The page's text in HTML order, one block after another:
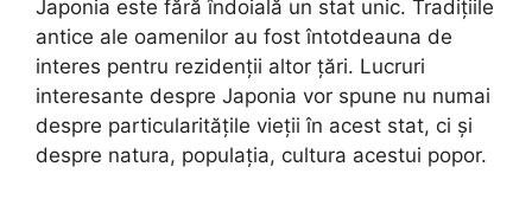
Japonia este fără îndoială un stat unic. Tradițiile
antice ale oamenilor au fost întotdeauna de
interes pentru rezidenții altor țări. Lucruri
interesante despre Japonia vor spune nu numai
despre particularitățile vieții în acest stat, ci și
despre natura, populația, cultura acestui popor.